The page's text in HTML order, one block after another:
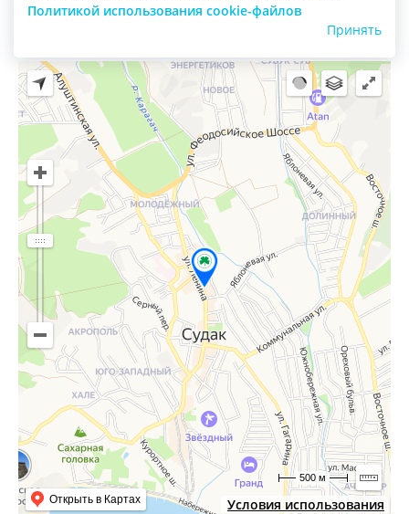
Условия использования
Открыть в Картах
500 м
Политикой использования cookie-файлов
Принять